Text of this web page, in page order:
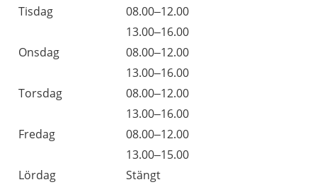
Tisdag
08.00–12.00
13.00–16.00
Onsdag
08.00–12.00
13.00–16.00
Torsdag
08.00–12.00
13.00–16.00
Fredag
08.00–12.00
13.00–15.00
Lördag
Stängt